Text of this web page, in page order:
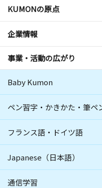
KUMONの原点
企業情報
事業・活動の広がり
Baby Kumon
ペン習字・かきかた・筆ペ
フランス語・ドイツ語
Japanese（日本語）
通信学習